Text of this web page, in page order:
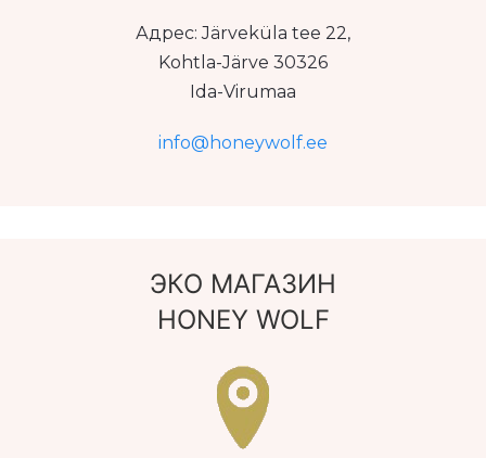
Адрес: Järveküla tee 22,
Kohtla-Järve 30326
Ida-Virumaa
info@honeywolf.ee
ЭКО МАГАЗИН
HONEY WOLF